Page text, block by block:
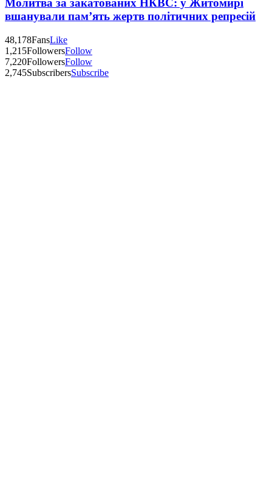
Молитва за закатованих НКВС: у Житомирі
вшанували пам’ять жертв політичних репресій
48,178FansLike
1,215FollowersFollow
7,220FollowersFollow
2,745SubscribersSubscribe